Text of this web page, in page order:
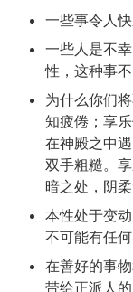
一些事令人
一些人是不
性，这种事
为什么你们
知疲倦；享
在神殿之中
双手粗糙。
暗之处，阴
本性处于变
不可能有任
在善好的事
带给正派人